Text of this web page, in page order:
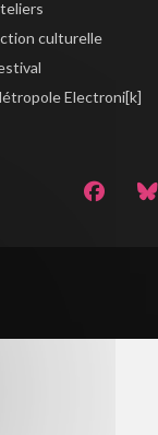
culturelle
Electroni[k]